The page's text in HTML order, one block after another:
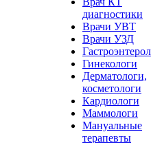
диагностики
Врачи УВТ
Врачи УЗД
Гинекологи
Дерматологи,
косметологи
Кардиологи
Маммологи
Мануальные
терапевты